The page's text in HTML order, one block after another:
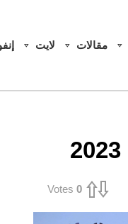
مقالات لايت
0
Votes